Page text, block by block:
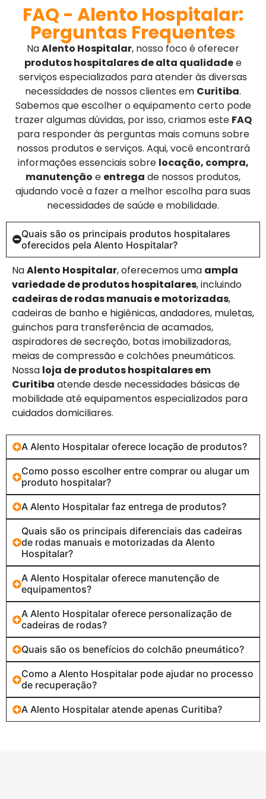
FAQ - Alento Hospitalar:
Perguntas Frequentes
NaAlento Hospitalar, nosso foco é oferecer
produtos hospitalares de alta qualidadee
serviços especializados para atender às diversas
necessidades de nossos clientes em Curitiba.
Sabemos que escolher o equipamento certo pode
trazer algumas dúvidas, por isso, criamos este FAQ
para responder às perguntas mais comuns sobre
nossos produtos e serviços. Aqui, você encontrará
informações essenciais sobre locação, compra,
manutenção e entrega de nossos produtos,
ajudando você a fazer a melhor escolha para suas
necessidades de saúde e mobilidade.
Quais são os principais produtos hospitalares
oferecidos pela Alento Hospitalar?
NaAlento Hospitalar, oferecemos uma ampla
variedade de produtos hospitalares, incluindo
cadeiras de rodas manuais e motorizadas,
cadeiras de banho e higiênicas, andadores, muletas,
guinchos para transferência de acamados,
aspiradores de secreção, botas imobilizadoras,
meias de compressão e colchões pneumáticos.
Nossa loja de produtos hospitalares em
Curitiba atende desde necessidades básicas de
mobilidade até equipamentos especializados para
cuidados domiciliares.
A Alento Hospitalar oferece locação de produtos?
Como posso escolher entre comprar ou alugar um
produto hospitalar?
A Alento Hospitalar faz entrega de produtos?
Quais são os principais diferenciais das cadeiras
de rodas manuais e motorizadas da Alento
Hospitalar?
A Alento Hospitalar oferece manutenção de
equipamentos?
A Alento Hospitalar oferece personalização de
cadeiras de rodas?
Quais são os benefícios do colchão pneumático?
Como a Alento Hospitalar pode ajudar no processo
de recuperação?
A Alento Hospitalar atende apenas Curitiba?